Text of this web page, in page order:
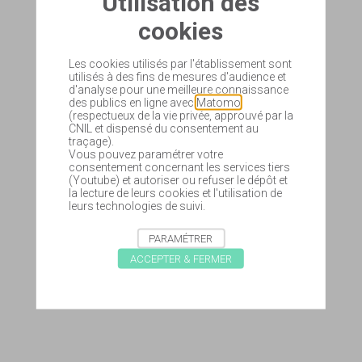
cookies
Les cookies utilisés par l'établissement sont
utilisés à des fins de mesures d'audience et
d'analyse pour une meilleure connaissance
des publics en ligne avec Matomo
(respectueux de la vie privée, approuvé par la
CNIL et dispensé du consentement au
traçage).
Vous pouvez paramétrer votre
consentement concernant les services tiers
(Youtube) et autoriser ou refuser le dépôt et
la lecture de leurs cookies et l'utilisation de
leurs technologies de suivi.
PARAMÉTRER
ACCEPTER & FERMER